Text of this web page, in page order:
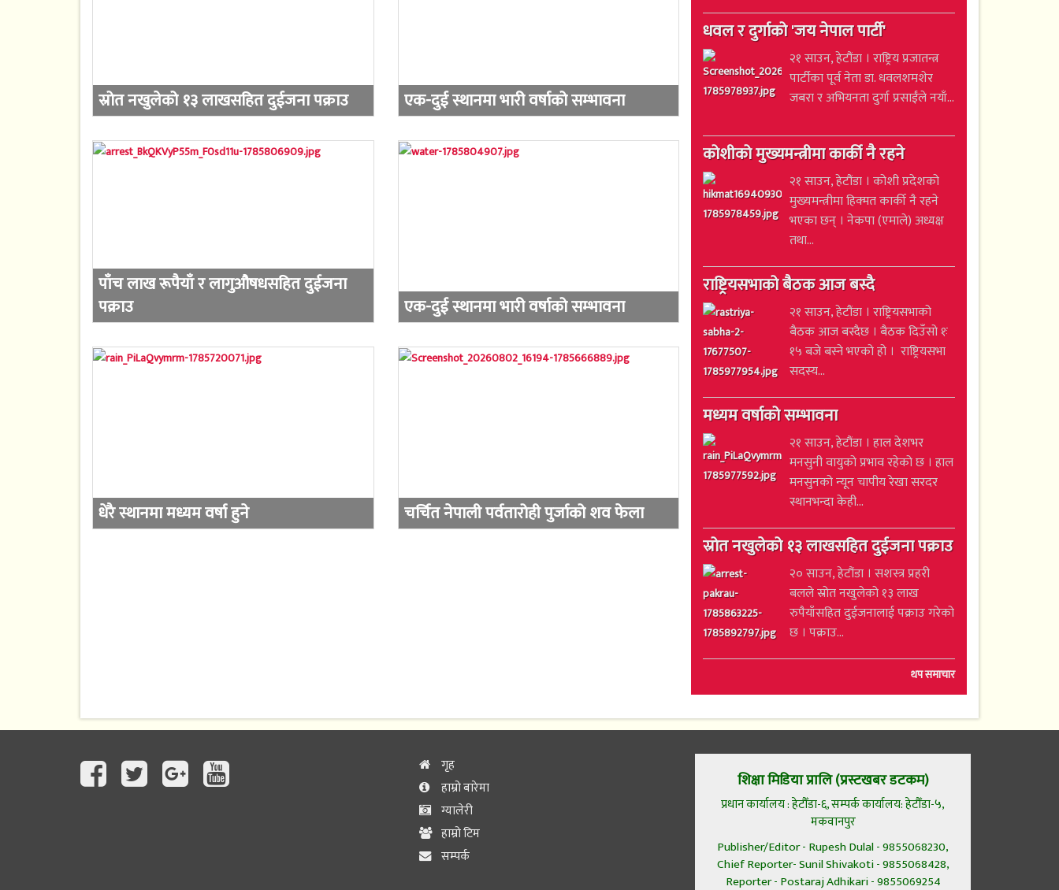
स्रोत नखुलेको १३ लाखसहित दुईजना पक्राउ एक-दुई स्थानमा भारी वर्षाको सम्भावना
पाँच लाख रूपैयाँ र लागुऔषधसहित दुईजना
पक्राउ
एक-दुई स्थानमा भारी वर्षाको सम्भावना
धेरै स्थानमा मध्यम वर्षा हुने चर्चित नेपाली पर्वतारोही पुर्जाको शव फेला
धवल र दुर्गाको 'जय नेपाल पार्टी'
२१ साउन, हेटौंडा । राष्ट्रिय प्रजातन्त्र
पार्टीका पूर्व नेता डा. धवलशमशेर
जबरा र अभियनता दुर्गा प्रसाईंले नयाँ...
कोशीको मुख्यमन्त्रीमा कार्की नै रहने
२१ साउन, हेटौंडा । कोशी प्रदेशको
मुख्यमन्त्रीमा हिक्मत कार्की नै रहने
भएका छन् । नेकपा (एमाले) अध्यक्ष
तथा...
राष्ट्रियसभाको बैठक आज बस्दै
२१ साउन, हेटौंडा । राष्ट्रियसभाको
बैठक आज बस्दैछ । बैठक दिउँसो १ः
१५ बजे बस्ने भएको हो । राष्ट्रियसभा
सदस्य...
मध्यम वर्षाको सम्भावना
२१ साउन, हेटौंडा । हाल देशभर
मनसुनी वायुको प्रभाव रहेको छ । हाल
मनसुनको न्यून चापीय रेखा सरदर
स्थानभन्दा केही...
स्रोत नखुलेको १३ लाखसहित दुईजना पक्राउ
२० साउन, हेटौंडा । सशस्त्र प्रहरी
बलले स्रोत नखुलेको १३ लाख
रुपैयाँसहित दुईजनालाई पक्राउ गरेको
छ । पक्राउ...
थप समाचार
गृह
हाम्रो बारेमा
ग्यालेरी
हाम्रो टिम
सम्पर्क
शिक्षा मिडिया प्रालि (प्रस्टखबर डटकम)
प्रधान कार्यालय : हेटौँडा-६, सम्पर्क कार्यालय: हेटौँडा-५,
मकवानपुर
Publisher/Editor - Rupesh Dulal - 9855068230,
Chief Reporter- Sunil Shivakoti - 9855068428,
Reporter - Postaraj Adhikari - 9855069254